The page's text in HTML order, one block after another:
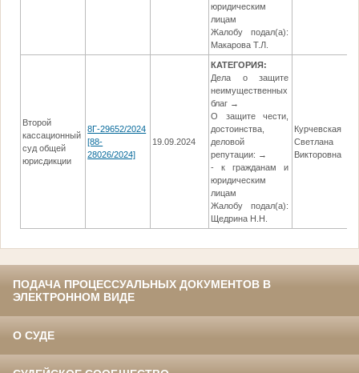
юридическим
лицам
Жалобу подал(а):
Макарова Т.Л.
Второй
кассационный
суд общей
юрисдикции
8Г-29652/2024
[88-
28026/2024]
19.09.2024
КАТЕГОРИЯ:
Дела о защите
неимущественных
благ →
О защите чести,
достоинства,
деловой
репутации: →
- к гражданам и
юридическим
лицам
Жалобу подал(а):
Щедрина Н.Н.
Курчевская
Светлана
Викторовна
ПОДАЧА ПРОЦЕССУАЛЬНЫХ ДОКУМЕНТОВ В
ЭЛЕКТРОННОМ ВИДЕ
О СУДЕ